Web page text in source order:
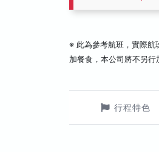
※ 此為參考航班，實際航
加餐食，本公司將不另
行程特色